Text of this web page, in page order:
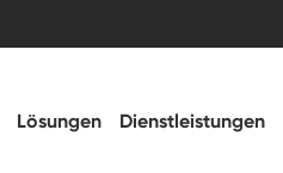
Lösungen Dienstleistungen